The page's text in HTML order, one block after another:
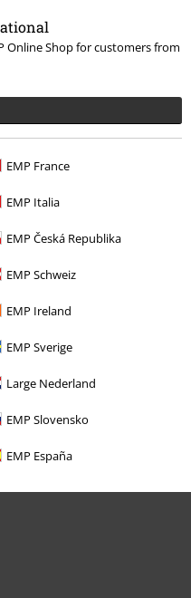
Online Shop for customers from
EMP France
EMP Italia
EMP Česká Republika
EMP Schweiz
EMP Ireland
EMP Sverige
Large Nederland
EMP Slovensko
EMP España
Broilers, Böhse Onkelz a
pro vás
nás znovu: zítra od 09:00 do